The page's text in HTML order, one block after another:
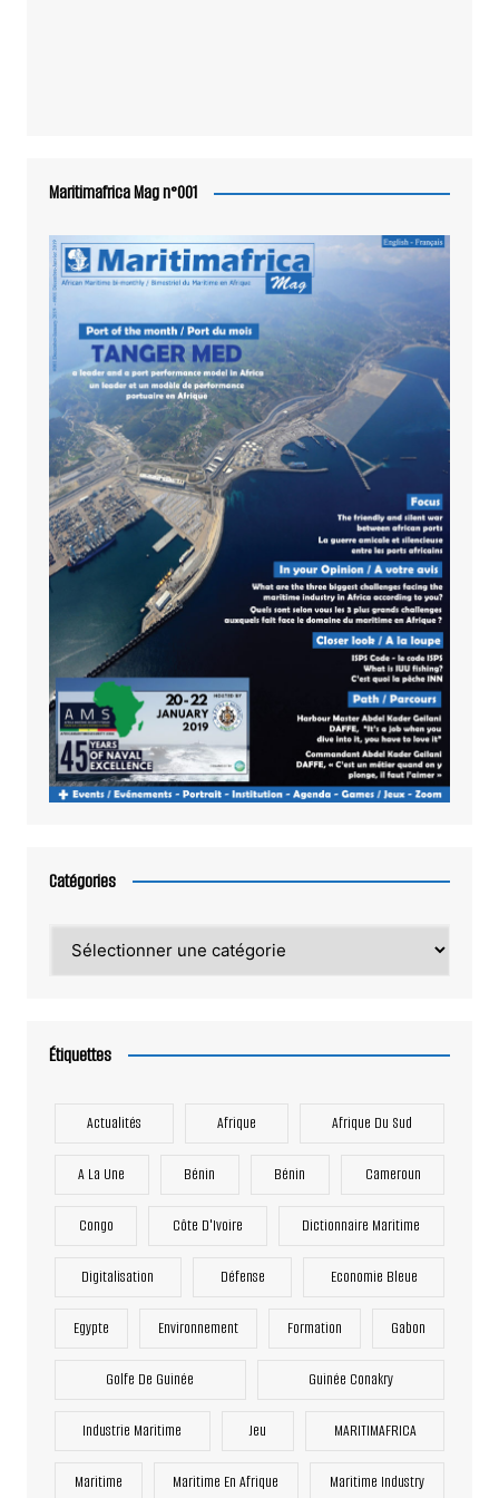
Maritimafrica Mag n°001
Catégories
Étiquettes
Actualités Afrique Afrique Du Sud
A La Une Bénin Bénin Cameroun
Congo Côte D'Ivoire Dictionnaire Maritime
Digitalisation Défense Economie Bleue
Egypte Environnement Formation Gabon
Golfe De Guinée Guinée Conakry
Industrie Maritime Jeu MARITIMAFRICA
Maritime Maritime En Afrique Maritime Industry